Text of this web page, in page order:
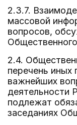
2.3.7.
массовой
вопросов,
2.4.
перечень иных
важнейших
деятельности
подлежат
заседаниях